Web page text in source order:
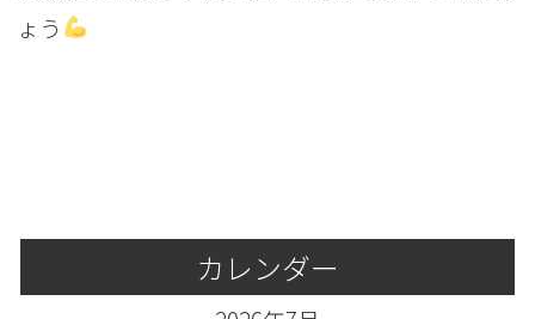
ょう
カレンダー